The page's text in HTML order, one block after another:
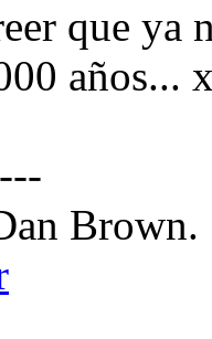
que ya
años...
Brown.